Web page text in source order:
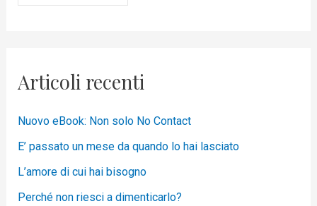
Articoli recenti
Nuovo eBook: Non solo No Contact
E’ passato un mese da quando lo hai lasciato
L’amore di cui hai bisogno
Perché non riesci a dimenticarlo?